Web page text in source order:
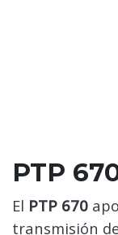
PTP
El PTP 670
transmisión